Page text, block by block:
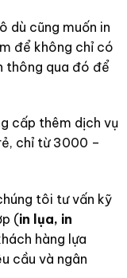
dù cũng muốn in
để không chỉ có
thông qua đó để
cấp thêm dịch vụ
chỉ từ 3000 –
tôi tư vấn kỹ
(in lụa, in
hàng lựa
cầu và ngân